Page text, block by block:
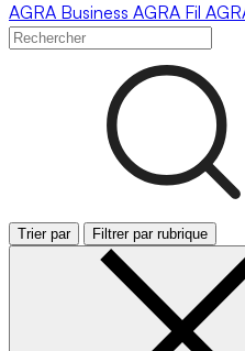
AGRA Business AGRA Fil
Trier par Filtrer par rubrique